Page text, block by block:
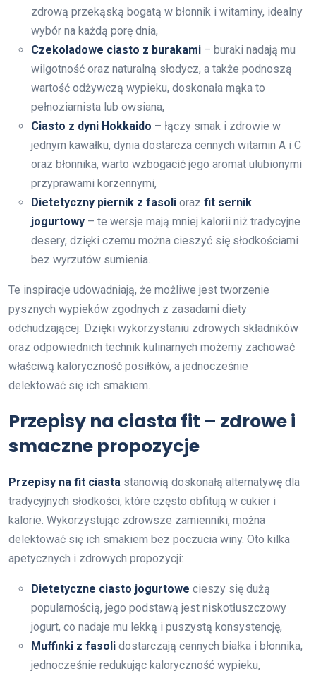
zdrową przekąską bogatą w błonnik i witaminy, idealny
wybór na każdą porę dnia,
Czekoladowe ciasto z burakami – buraki nadają mu
wilgotność oraz naturalną słodycz, a także podnoszą
wartość odżywczą wypieku, doskonała mąka to
pełnoziarnista lub owsiana,
Ciasto z dyni Hokkaido – łączy smak i zdrowie w
jednym kawałku, dynia dostarcza cennych witamin A i C
oraz błonnika, warto wzbogacić jego aromat ulubionymi
przyprawami korzennymi,
Dietetyczny piernik z fasoli oraz fit sernik
jogurtowy – te wersje mają mniej kalorii niż tradycyjne
desery, dzięki czemu można cieszyć się słodkościami
bez wyrzutów sumienia.
Te inspiracje udowadniają, że możliwe jest tworzenie
pysznych wypieków zgodnych z zasadami diety
odchudzającej. Dzięki wykorzystaniu zdrowych składników
oraz odpowiednich technik kulinarnych możemy zachować
właściwą kaloryczność posiłków, a jednocześnie
delektować się ich smakiem.
Przepisy na ciasta fit – zdrowe i
smaczne propozycje
Przepisy na fit ciasta stanowią doskonałą alternatywę dla
tradycyjnych słodkości, które często obfitują w cukier i
kalorie. Wykorzystując zdrowsze zamienniki, można
delektować się ich smakiem bez poczucia winy. Oto kilka
apetycznych i zdrowych propozycji:
Dietetyczne ciasto jogurtowe cieszy się dużą
popularnością, jego podstawą jest niskotłuszczowy
jogurt, co nadaje mu lekką i puszystą konsystencję,
Muffinki z fasoli dostarczają cennych białka i błonnika,
jednocześnie redukując kaloryczność wypieku,